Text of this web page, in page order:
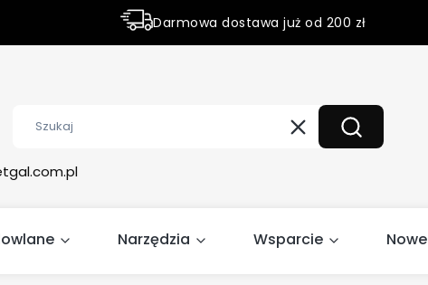
Darmowa dostawa już od 200 zł
WyczyśćSzukaj
Narzędzia Wsparcie